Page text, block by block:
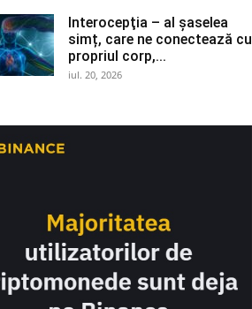
Interocepţia – al șaselea
simț, care ne conectează cu
propriul corp,...
iul. 20, 2026